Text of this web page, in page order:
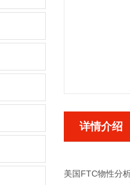
详情介绍
美国FTC物性分